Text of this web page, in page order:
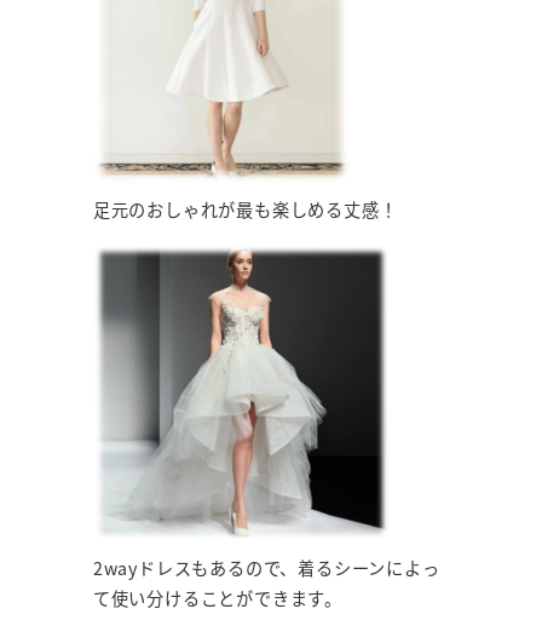
足元のおしゃれが最も楽しめる丈感！
2wayドレスもあるので、着るシーンによっ
て使い分けることができます。